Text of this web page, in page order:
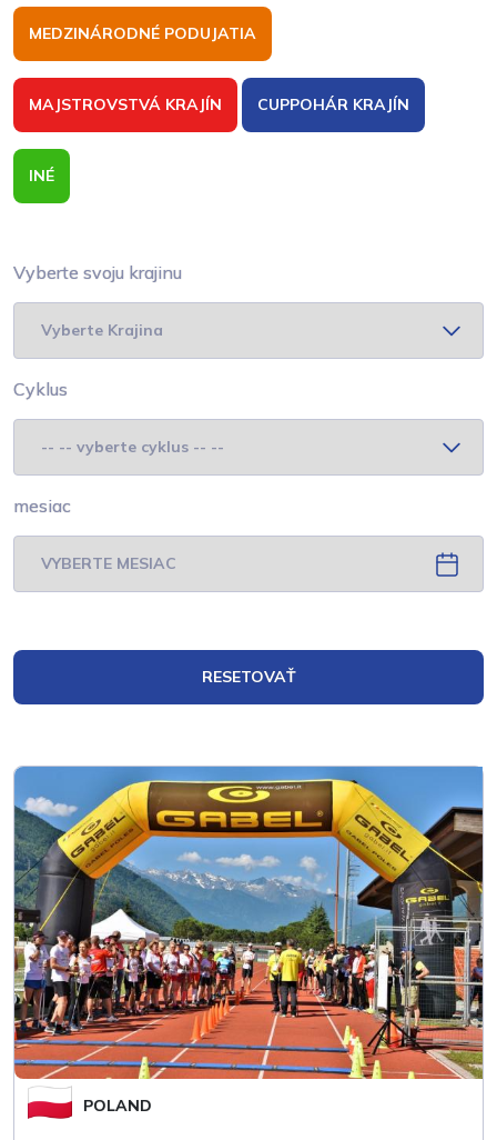
MEDZINÁRODNÉ PODUJATIA
MAJSTROVSTVÁ KRAJÍN CUPPOHÁR KRAJÍN
INÉ
Vyberte svoju krajinu
Cyklus
mesiac
RESETOVAŤ
POLAND